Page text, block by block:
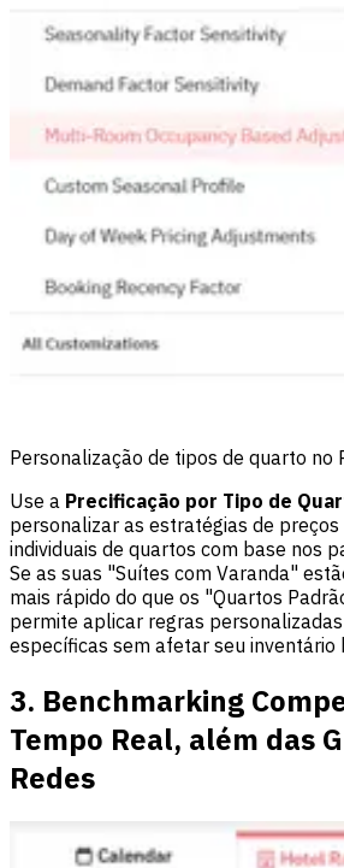
Personalização de tipos de quarto no
Use a Precificação por Tipo de
personalizar as estratégias de
individuais de quartos com base nos
Se as suas "Suítes com Varanda"
mais rápido do que os "Quartos
permite aplicar regras
específicas sem afetar seu inventário
3. Benchmarking
Tempo Real, além das
Redes